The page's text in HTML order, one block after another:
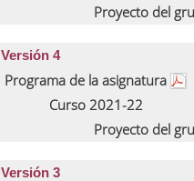
Proyecto del
Versión 4
Programa de la asignatura
Curso 2021-22
Proyecto del
Versión 3